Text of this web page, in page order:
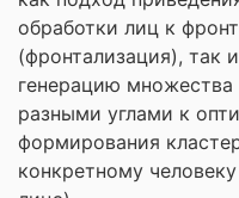
обработки лиц к
(фронтализация), так
генерацию
разными углами к
формирования
конкретному